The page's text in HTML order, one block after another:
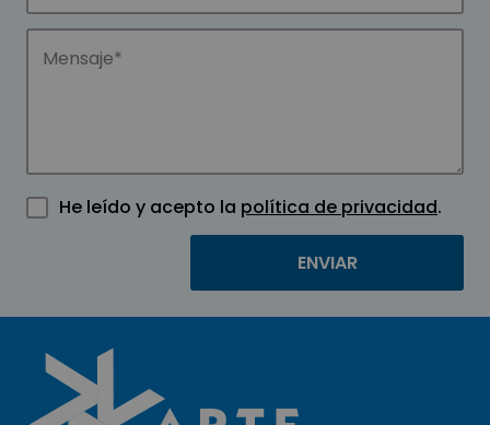
He leído y acepto la política de privacidad.